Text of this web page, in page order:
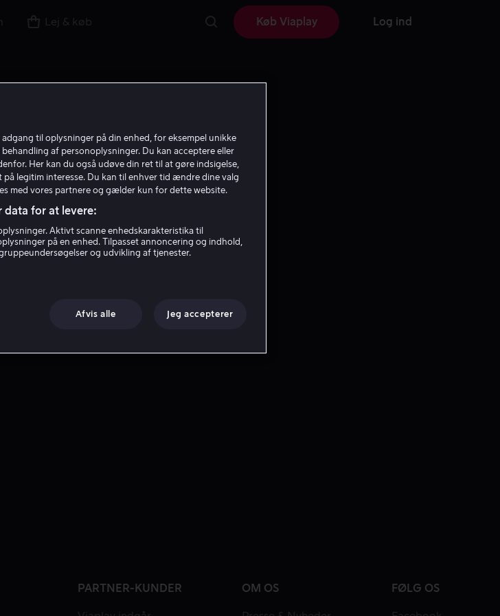
Lej & køb Køb Viaplay Log ind
H S
Soares
PARTNER-KUNDER OM OS FØLG OS
til oplysninger på din enhed, for eksempel unikke
af personoplysninger. Du kan acceptere eller
Her kan du også udøve din ret til at gøre indsigelse,
på legitim interesse. Du kan til enhver tid ændre dine valg
med vores partnere og gælder kun for dette website.
data for at levere:
Aktivt scanne enhedskarakteristika til
på en enhed. Tilpasset annoncering og indhold,
og udvikling af tjenester.
Afvis alle Jeg accepterer